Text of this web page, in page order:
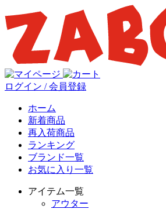
ログイン / 会員登録
ホーム
新着商品
再入荷商品
ランキング
ブランド一覧
お気に入り一覧
アイテム一覧
アウター